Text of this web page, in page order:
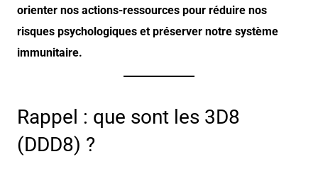
orienter nos actions-ressources pour réduire nos
risques psychologiques et préserver notre système
immunitaire.
Rappel : que sont les 3D8
(DDD8) ?